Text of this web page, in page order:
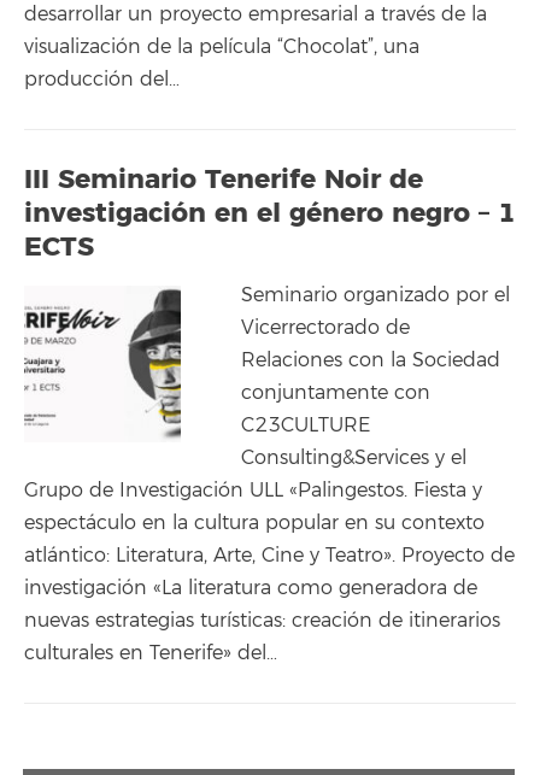
desarrollar un proyecto empresarial a través de la
visualización de la película “Chocolat”, una
producción del…
III Seminario Tenerife Noir de
investigación en el género negro – 1
ECTS
Seminario organizado por el
Vicerrectorado de
Relaciones con la Sociedad
conjuntamente con
C23CULTURE
Consulting&Services y el
Grupo de Investigación ULL «Palingestos. Fiesta y
espectáculo en la cultura popular en su contexto
atlántico: Literatura, Arte, Cine y Teatro». Proyecto de
investigación «La literatura como generadora de
nuevas estrategias turísticas: creación de itinerarios
culturales en Tenerife» del…